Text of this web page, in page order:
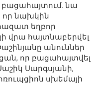
բացահայտում. նա
որ նախկին
եղբոր
վրա հայտնաբերվել
անուններ
որ բացահայտվել
Սարգսյանի,
սխեմայի